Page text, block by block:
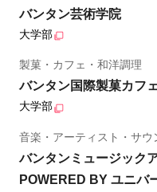
バンタン芸術学院
大学部
製菓・カフェ・和洋調理
バンタン国際製菓カフ
大学部
音楽・アーティスト・サウ
バンタンミュージック
POWERED BY ユニバ